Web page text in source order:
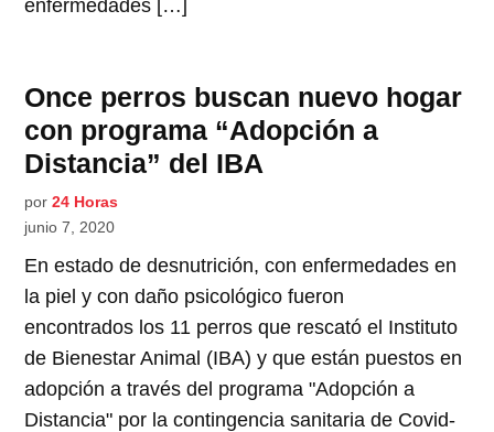
enfermedades […]
Once perros buscan nuevo hogar
con programa “Adopción a
Distancia” del IBA
por 24 Horas
junio 7, 2020
En estado de desnutrición, con enfermedades en
la piel y con daño psicológico fueron
encontrados los 11 perros que rescató el Instituto
de Bienestar Animal (IBA) y que están puestos en
adopción a través del programa "Adopción a
Distancia" por la contingencia sanitaria de Covid-